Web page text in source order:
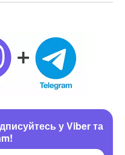
у Viber та